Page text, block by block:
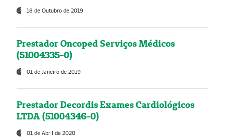
18 de Outubro de 2019
Prestador Oncoped Serviços Médicos
(51004335-0)
01 de Janeiro de 2019
Prestador Decordis Exames Cardiológicos
LTDA (51004346-0)
01 de Abril de 2020